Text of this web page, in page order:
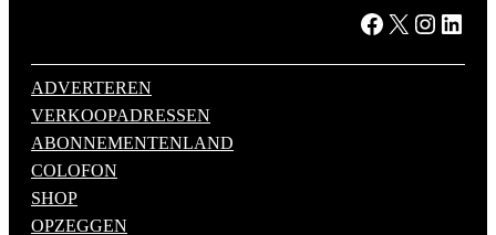
Facebook X Instagram LinkedIn
ADVERTEREN
VERKOOPADRESSEN
ABONNEMENTENLAND
COLOFON
SHOP
OPZEGGEN